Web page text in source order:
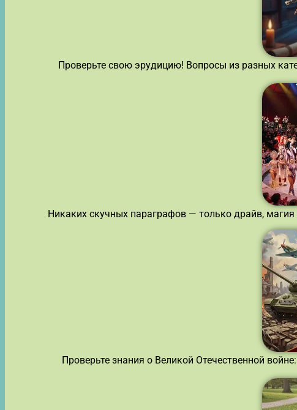
Проверьте свою эрудицию! Вопросы из разных
Никаких скучных параграфов — только драйв,
Проверьте знания о Великой Отечественной